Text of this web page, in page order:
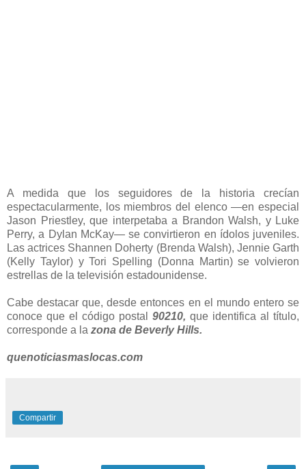
A medida que los seguidores de la historia crecían
espectacularmente, los miembros del elenco —en especial
Jason Priestley, que interpetaba a Brandon Walsh, y Luke
Perry, a Dylan McKay— se convirtieron en ídolos juveniles.
Las actrices Shannen Doherty (Brenda Walsh), Jennie Garth
(Kelly Taylor) y Tori Spelling (Donna Martin) se volvieron
estrellas de la televisión estadounidense.
Cabe destacar que, desde entonces en el mundo entero se
conoce que el código postal 90210, que identifica al título,
corresponde a la zona de Beverly Hills.
quenoticiasmaslocas.com
Compartir